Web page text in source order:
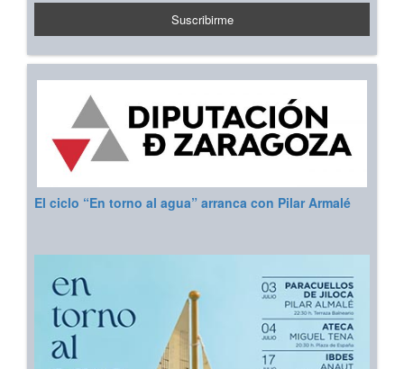
El ciclo “En torno al agua” arranca con Pilar Armalé